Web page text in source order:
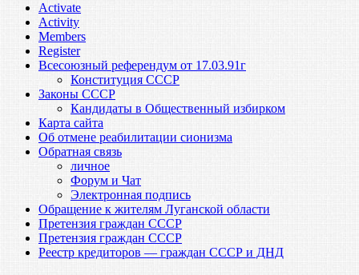
Activate
Activity
Members
Register
Всесоюзный референдум от 17.03.91г
Конституция СССР
Законы СССР
Кандидаты в Общественный избирком
Карта сайта
Об отмене реабилитации сионизма
Обратная связь
личное
Форум и Чат
Электронная подпись
Обращение к жителям Луганской области
Претензия граждан СССР
Претензия граждан СССР
Реестр кредиторов — граждан СССР и ДНД